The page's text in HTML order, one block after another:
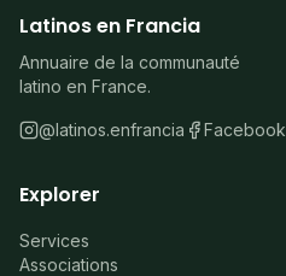
Latinos en Francia
Annuaire de la communauté
latino en France.
@latinos.enfrancia Facebook
Explorer
Services
Associations